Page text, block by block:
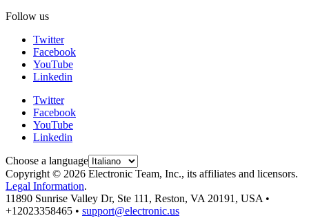
Follow us
Twitter
Facebook
YouTube
Linkedin
Twitter
Facebook
YouTube
Linkedin
Choose a language
Copyright © 2026 Electronic Team, Inc., its affiliates and licensors.
Legal Information.
11890 Sunrise Valley Dr, Ste 111, Reston, VA 20191, USA •
+12023358465 • support@electronic.us